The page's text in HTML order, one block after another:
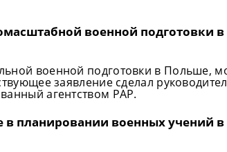
военной подготовки в
военной подготовки в Польше,
заявление сделал
агентством PAP.
в планировании военных учений в